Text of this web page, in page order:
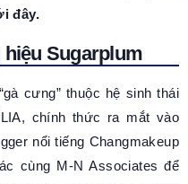
đây.
Sugarplum
cưng” thuộc hệ sinh thái
chính thức ra mắt vào
nổi tiếng Changmakeup
cùng M-N Associates để